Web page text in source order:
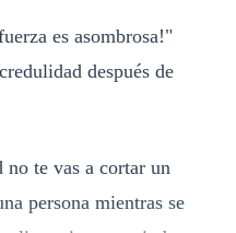
es asombrosa!"
después de
no te vas a cortar un
persona mientras se